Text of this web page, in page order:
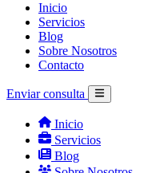
Inicio
Servicios
Blog
Sobre Nosotros
Contacto
Enviar consulta
Inicio
Servicios
Blog